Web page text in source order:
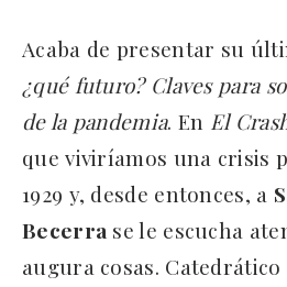
Acaba de presentar su
¿qué futuro? Claves para
de la pandemia. En El
que viviríamos una crisis
1929 y, desde entonces, a
Becerra se le escucha
augura cosas.